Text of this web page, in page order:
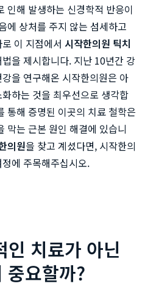
인해 발생하는 신경학적 반응이
에 상처를 주지 않는 섬세하고
이 지점에서 시작한의원 틱치
을 제시합니다. 지난 10년간 강
을 연구해온 시작한의원은 아
하는 것을 최우선으로 생각합
통해 증명된 이곳의 치료 철학은
막는 근본 원인 해결에 있습니
의원을 찾고 계셨다면, 시작한의
에 주목해주십시오.
인 치료가 아닌
중요할까?